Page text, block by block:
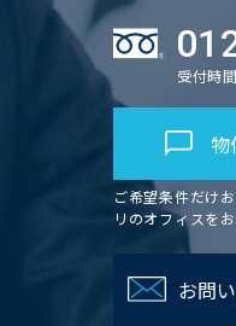
受付時
物
ご希望条件だけ
リのオフィスを
お問